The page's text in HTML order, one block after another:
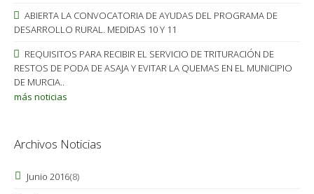
ABIERTA LA CONVOCATORIA DE AYUDAS DEL PROGRAMA DE
DESARROLLO RURAL. MEDIDAS 10 Y 11
REQUISITOS PARA RECIBIR EL SERVICIO DE TRITURACIÓN DE
RESTOS DE PODA DE ASAJA Y EVITAR LA QUEMAS EN EL MUNICIPIO
DE MURCIA..
más noticias
Archivos Noticias
Junio 2016(8)